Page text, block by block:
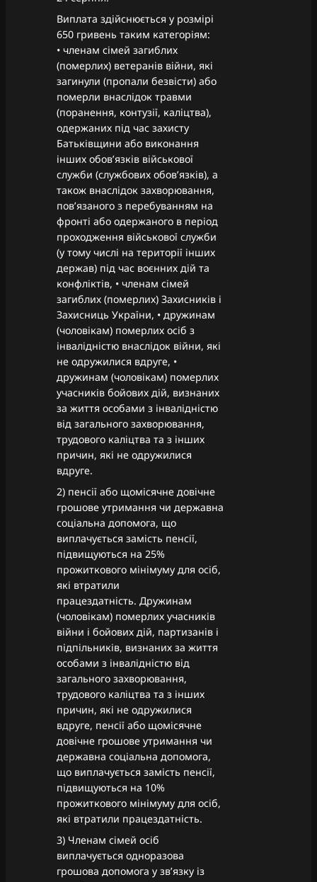
Виплата здійснюється у розмірі
650 гривень таким категоріям:
• членам сімей загиблих
(померлих) ветеранів війни, які
загинули (пропали безвісти) або
померли внаслідок травми
(поранення, контузії, каліцтва),
одержаних під час захисту
Батьківщини або виконання
інших обов’язків військової
служби (службових обов’язків), а
також внаслідок захворювання,
пов’язаного з перебуванням на
фронті або одержаного в період
проходження військової служби
(у тому числі на території інших
держав) під час воєнних дій та
конфліктів, • членам сімей
загиблих (померлих) Захисників і
Захисниць України, • дружинам
(чоловікам) померлих осіб з
інвалідністю внаслідок війни, які
не одружилися вдруге, •
дружинам (чоловікам) померлих
учасників бойових дій, визнаних
за життя особами з інвалідністю
від загального захворювання,
трудового каліцтва та з інших
причин, які не одружилися
вдруге.
2) пенсії або щомісячне довічне
грошове утримання чи державна
соціальна допомога, що
виплачується замість пенсії,
підвищуються на 25%
прожиткового мінімуму для осіб,
які втратили
працездатність. Дружинам
(чоловікам) померлих учасників
війни і бойових дій, партизанів і
підпільників, визнаних за життя
особами з інвалідністю від
загального захворювання,
трудового каліцтва та з інших
причин, які не одружилися
вдруге, пенсії або щомісячне
довічне грошове утримання чи
державна соціальна допомога,
що виплачується замість пенсії,
підвищуються на 10%
прожиткового мінімуму для осіб,
які втратили працездатність.
3) Членам сімей осіб
виплачується одноразова
грошова допомога у зв’язку із